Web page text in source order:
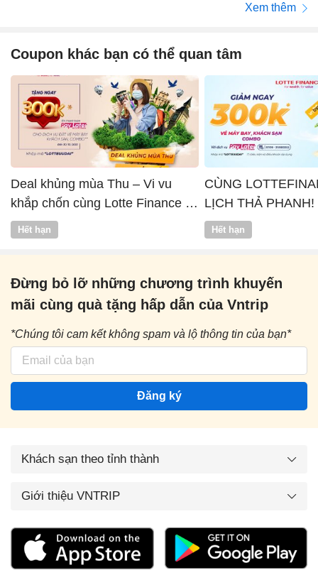
Xem thêm
Coupon khác bạn có thể quan tâm
Deal khủng mùa Thu – Vi vu
khắp chốn cùng Lotte Finance x
Vntrip
Hết hạn
CÙNG
LỊCH THẢ PHANH!
Hết hạn
Đừng bỏ lỡ những chương trình khuyến
mãi cùng quà tặng hấp dẫn của Vntrip
*Chúng tôi cam kết không spam và lộ thông tin của bạn*
Đăng ký
Khách sạn theo tỉnh thành
Giới thiệu VNTRIP